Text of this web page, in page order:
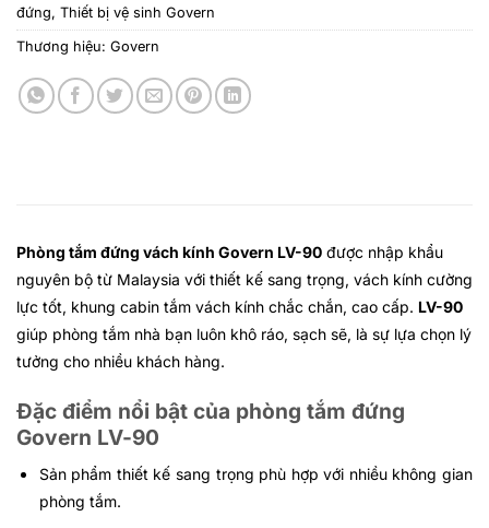
đứng, Thiết bị vệ sinh Govern
Thương hiệu: Govern
Phòng tắm đứng vách kính Govern LV-90 được nhập khẩu
nguyên bộ từ Malaysia với thiết kế sang trọng, vách kính cường
lực tốt, khung cabin tắm vách kính chắc chắn, cao cấp. LV-90
giúp phòng tắm nhà bạn luôn khô ráo, sạch sẽ, là sự lựa chọn lý
tưởng cho nhiều khách hàng.
Đặc điểm nổi bật của phòng tắm đứng
Govern LV-90
Sản phẩm thiết kế sang trọng phù hợp với nhiều không gian
phòng tắm.